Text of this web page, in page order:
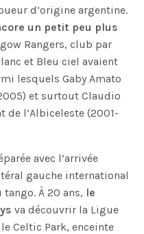
d’origine argentine.
un petit peu plus
Rangers, club par
et Bleu ciel avaient
lesquels Gaby Amato
et surtout Claudio
l’Albiceleste (2001-
avec l’arrivée
gauche international
tango. À 20 ans, le
va découvrir la Ligue
Celtic Park, enceinte